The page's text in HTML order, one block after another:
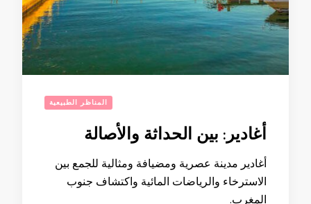
المناظر الطبيعية
أغادير: بين الحداثة والأصالة
أغادير مدينة عصرية ومضيافة ومثالية للجمع بين
الاسترخاء والرياضات المائية واكتشاف جنوب
المغرب.